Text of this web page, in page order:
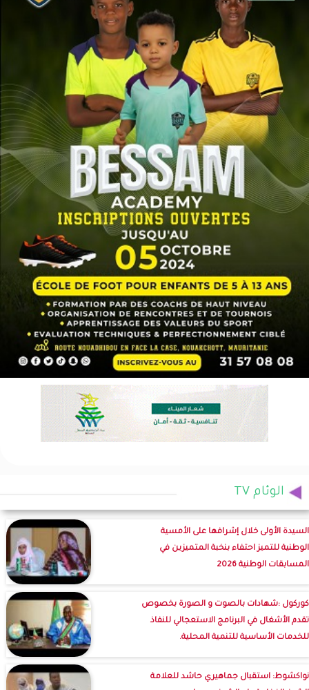
الوئام TV
السيدة الأولى خلال إشرافها على الأمسية
الوطنية للتميز احتفاء بنخبة المتميزين في
المسابقات الوطنية 2026
كوركول :شهادات بالصوت و الصورة بخصوص
تقدم الأشغال في البرنامج الاستعجالي للنفاذ
للخدمات الأساسية للتنمية المحلية.
نواكشوط: استقبال جماهيري حاشد للعلامة